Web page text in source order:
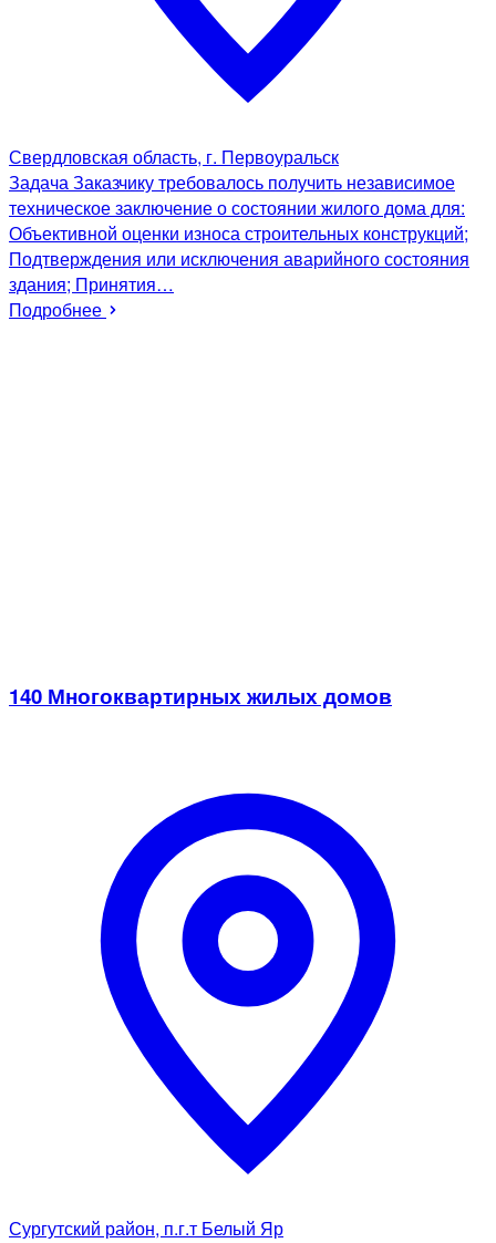
Свердловская область, г. Первоуральск
Задача Заказчику требовалось получить независимое
техническое заключение о состоянии жилого дома для:
Объективной оценки износа строительных конструкций;
Подтверждения или исключения аварийного состояния
здания; Принятия…
Подробнее
140 Многоквартирных жилых домов
Сургутский район, п.г.т Белый Яр